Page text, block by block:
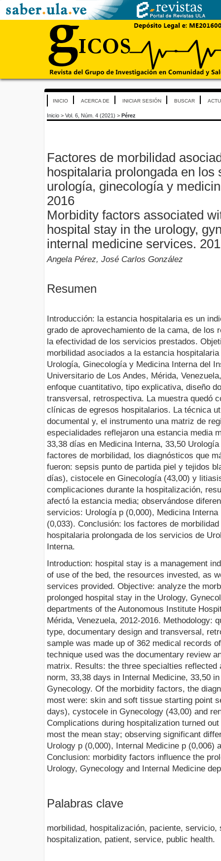
INICIO ACERCA DE INICIAR SESIÓN BUSCAR
Inicio > Vol. 6, Núm. 4 (2021) > Pérez
Factores de morbilidad
hospitalaria prolongada en los
urología, ginecología y
2016
Morbidity factors associated
hospital stay in the urology,
internal medicine services.
Angela Pérez, José Carlos González
Resumen
Introducción: la estancia hospitalaria es un
grado de aprovechamiento de la cama, de los
la efectividad de los servicios prestados.
morbilidad asociados a la estancia
Urología, Ginecología y Medicina Interna del
Universitario de Los Andes, Mérida,
enfoque cuantitativo, tipo explicativa, diseño
transversal, retrospectiva. La muestra quedó
clínicas de egresos hospitalarios. La técnica
documental y, el instrumento una matriz de
especialidades reflejaron una estancia media
33,38 días en Medicina Interna, 33,50
factores de morbilidad, los diagnósticos que
fueron: sepsis punto de partida piel y tejidos
días), cistocele en Ginecología (43,00) y
complicaciones durante la hospitalización,
afectó la estancia media; observándose
servicios: Urología p (0,000), Medicina
(0,033). Conclusión: los factores de
hospitalaria prolongada de los servicios de
Interna.
Introduction: hospital stay is a management
of use of the bed, the resources invested, as
services provided. Objective: analyze the
prolonged hospital stay in the Urology,
departments of the Autonomous Institute
Mérida, Venezuela, 2012-2016. Methodology:
type, documentary design and transversal,
sample was made up of 362 medical records
technique used was the documentary review
matrix. Results: the three specialties reflected
norm, 33,38 days in Internal Medicine, 33,50
Gynecology. Of the morbidity factors, the
most were: skin and soft tissue starting point
days), cystocele in Gynecology (43,00) and
Complications during hospitalization turned
most the mean stay; observing significant
Urology p (0,000), Internal Medicine p (0,006)
Conclusion: morbidity factors influence the
Urology, Gynecology and Internal Medicine
Palabras clave
morbilidad, hospitalización, paciente, servicio,
hospitalization, patient, service, public health.